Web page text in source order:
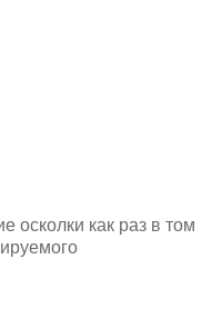
осколки как раз в том